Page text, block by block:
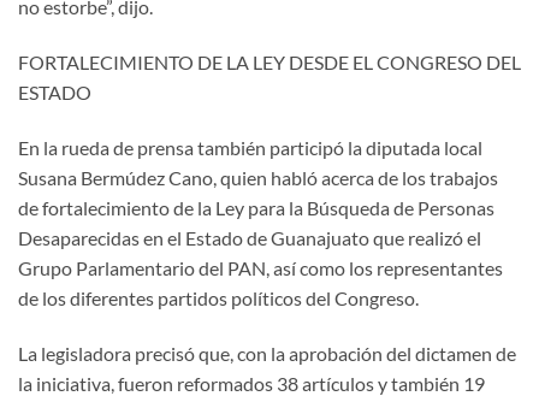
no estorbe”, dijo.
FORTALECIMIENTO DE LA LEY DESDE EL CONGRESO DEL
ESTADO
En la rueda de prensa también participó la diputada local
Susana Bermúdez Cano, quien habló acerca de los trabajos
de fortalecimiento de la Ley para la Búsqueda de Personas
Desaparecidas en el Estado de Guanajuato que realizó el
Grupo Parlamentario del PAN, así como los representantes
de los diferentes partidos políticos del Congreso.
La legisladora precisó que, con la aprobación del dictamen de
la iniciativa, fueron reformados 38 artículos y también 19